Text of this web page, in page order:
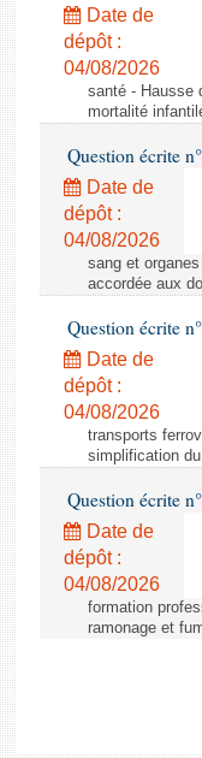
Date de
dépôt :
04/08/2026
santé - Hausse
mortalité
Question écrite
Date de
dépôt :
04/08/2026
sang et
accordée aux
Question écrite
Date de
dépôt :
04/08/2026
transports
simplification
Question écrite
Date de
dépôt :
04/08/2026
formation
ramonage et